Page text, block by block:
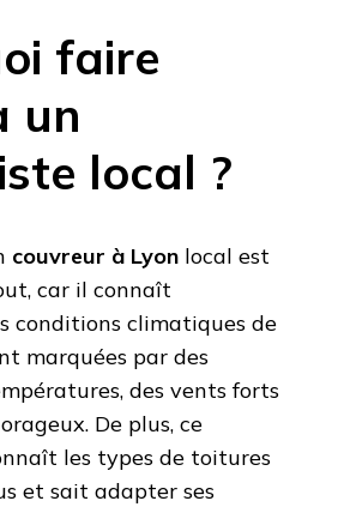
faire
un
local ?
couvreur à Lyon local est
car il connaît
conditions climatiques de
marquées par des
des vents forts
De plus, ce
les types de toitures
et sait adapter ses